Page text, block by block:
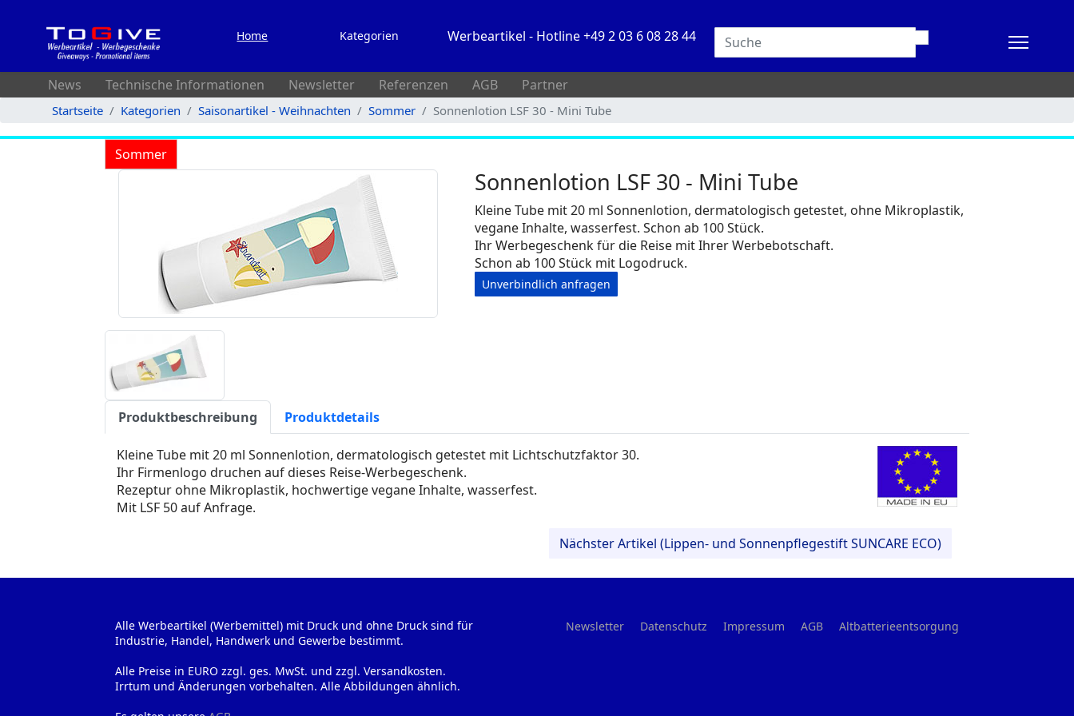
Home Kategorien Werbeartikel - Hotline +49 2 03 6 08 28 44
News Technische Informationen Newsletter Referenzen AGB Partner
Startseite Kategorien Saisonartikel - Weihnachten Sommer Sonnenlotion LSF 30 - Mini Tube
Sommer
Sonnenlotion LSF 30 - Mini Tube
Kleine Tube mit 20 ml Sonnenlotion, dermatologisch getestet, ohne Mikroplastik,
vegane Inhalte, wasserfest. Schon ab 100 Stück.
Ihr Werbegeschenk für die Reise mit Ihrer Werbebotschaft.
Schon ab 100 Stück mit Logodruck.
Unverbindlich anfragen
Produktbeschreibung Produktdetails
Kleine Tube mit 20 ml Sonnenlotion, dermatologisch getestet mit Lichtschutzfaktor 30.
Ihr Firmenlogo druchen auf dieses Reise-Werbegeschenk.
Rezeptur ohne Mikroplastik, hochwertige vegane Inhalte, wasserfest.
Mit LSF 50 auf Anfrage.
Nächster Artikel (Lippen- und Sonnenpflegestift SUNCARE ECO)
Alle Werbeartikel (Werbemittel) mit Druck und ohne Druck sind für
Industrie, Handel, Handwerk und Gewerbe bestimmt.
Alle Preise in EURO zzgl. ges. MwSt. und zzgl. Versandkosten.
Irrtum und Änderungen vorbehalten. Alle Abbildungen ähnlich.
Newsletter Datenschutz Impressum AGB Altbatterieentsorgung